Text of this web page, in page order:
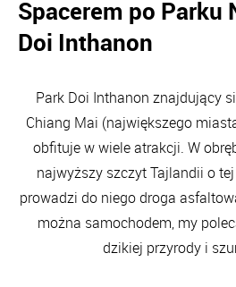
Spacerem po Parku
Doi Inthanon
Park Doi Inthanon znajdujący
Chiang Mai (największego
obfituje w wiele atrakcji. W
najwyższy szczyt Tajlandii o
prowadzi do niego droga
można samochodem, my
dzikiej przyrody i